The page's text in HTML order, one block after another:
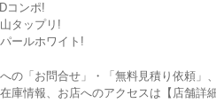
コンポ!
タップリ!
ールホワイト!
の「お問合せ」・「無料見積り依頼」
庫情報、お店へのアクセスは【店舗詳